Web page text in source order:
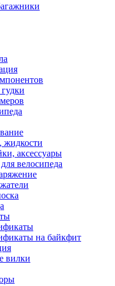
жидкости
аксессуары
велосипеда
на байкфит
вилки